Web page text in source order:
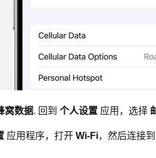
窝数据. 回到 个人设置 应用，选择
应用程序，打开 Wi-Fi，然后连接